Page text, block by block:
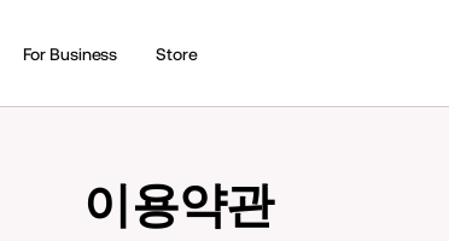
For Business Store
이용약관